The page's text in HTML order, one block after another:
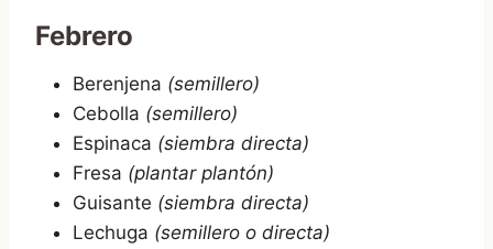
Febrero
Berenjena (semillero)
Cebolla (semillero)
Espinaca (siembra directa)
Fresa (plantar plantón)
Guisante (siembra directa)
Lechuga (semillero o directa)